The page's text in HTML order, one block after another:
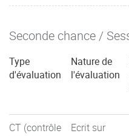
Seconde chance /
Type
d'évaluation
Nature de
l'évaluation
CT (contrôle
Ecrit sur